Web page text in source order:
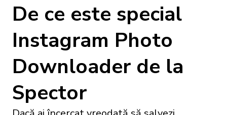
De ce este special
Instagram Photo
Downloader de la
Spector